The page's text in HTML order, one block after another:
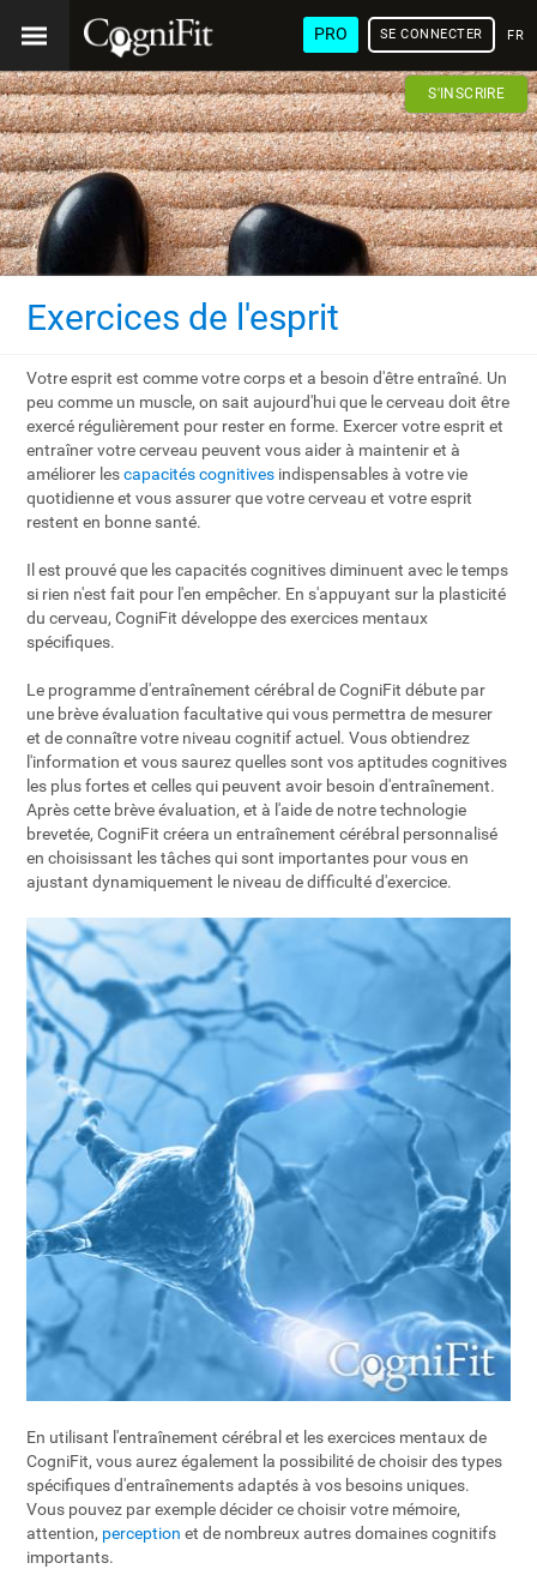
PRO SE CONNECTER
S'INSCRIRE
Exercices de l'esprit
Votre esprit est comme votre corps et a besoin d'être entraîné. Un
peu comme un muscle, on sait aujourd'hui que le cerveau doit être
exercé régulièrement pour rester en forme. Exercer votre esprit et
entraîner votre cerveau peuvent vous aider à maintenir et à
améliorer lescapacités cognitives indispensables à votre vie
quotidienne et vous assurer que votre cerveau et votre esprit
restent en bonne santé.
Il est prouvé que les capacités cognitives diminuent avec le temps
si rien n'est fait pour l'en empêcher. En s'appuyant sur la plasticité
du cerveau, CogniFit développe des exercices mentaux
spécifiques.
Le programme d'entraînement cérébral de CogniFit débute par
une brève évaluation facultative qui vous permettra de mesurer
et de connaître votre niveau cognitif actuel. Vous obtiendrez
l'information et vous saurez quelles sont vos aptitudes cognitives
les plus fortes et celles qui peuvent avoir besoin d'entraînement.
Après cette brève évaluation, et à l'aide de notre technologie
brevetée, CogniFit créera un entraînement cérébral personnalisé
en choisissant les tâches qui sont importantes pour vous en
ajustant dynamiquement le niveau de difficulté d'exercice.
En utilisant l'entraînement cérébral et les exercices mentaux de
CogniFit, vous aurez également la possibilité de choisir des types
spécifiques d'entraînements adaptés à vos besoins uniques.
Vous pouvez par exemple décider ce choisir votre mémoire,
attention, perception et de nombreux autres domaines cognitifs
importants.